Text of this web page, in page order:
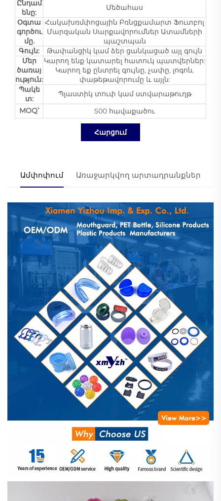
Ընդամ
ենը:
Մեծահաս
Օգտա
գործու
մը.
Հակախռմփոցային Բռնցքամարտ Ֆուտբոլ
Մարզական Սարքավորումներ Ատամների
պաշտպան
Գույն:
Թափանցիկ կամ ձեր ցանկացած այլ գույն
Մեր
ծառայ
ություն:
Կարող ենք կատարել հատուկ պատվերներ:
Կարող եք ընտրել գույնը, չափը, լոգոն,
փաթեթավորումը և այլն:
Պակե
տ:
Պլաստիկ տուփ կամ ստվարաթուղթ
MOQ՝
500 հավաքածու
Հարցում
Ամփոփում Առաջարկվող արտադրանքներ